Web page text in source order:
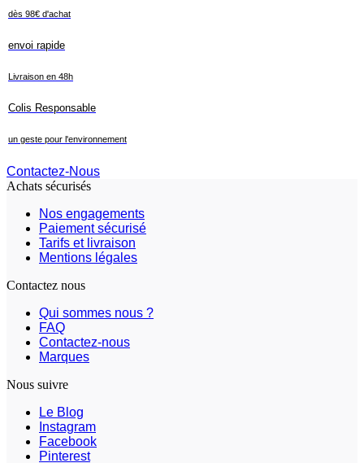
dès 98€ d'achat
envoi rapide
Livraison en 48h
Colis Responsable
un geste pour l'environnement
Contactez-Nous
Achats sécurisés
Nos engagements
Paiement sécurisé
Tarifs et livraison
Mentions légales
Contactez nous
Qui sommes nous ?
FAQ
Contactez-nous
Marques
Nous suivre
Le Blog
Instagram
Facebook
Pinterest